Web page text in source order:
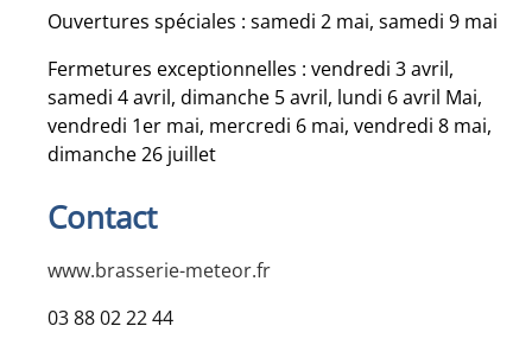
Ouvertures spéciales : samedi 2 mai, samedi 9 mai
Fermetures exceptionnelles : vendredi 3 avril,
samedi 4 avril, dimanche 5 avril, lundi 6 avril Mai,
vendredi 1er mai, mercredi 6 mai, vendredi 8 mai,
dimanche 26 juillet
Contact
www.brasserie-meteor.fr
03 88 02 22 44